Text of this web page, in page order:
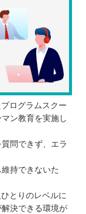
ログラムスクー
ン教育を実施し
問できず、エラ
持できないた
とりのレベルに
決できる環境が